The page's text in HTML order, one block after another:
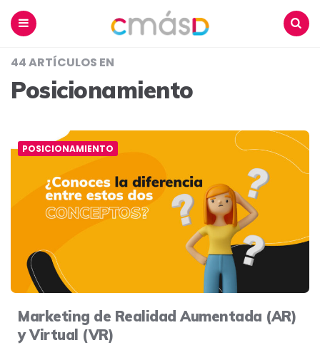
44 ARTÍCULOS EN
Posicionamiento
POSICIONAMIENTO
Marketing de Realidad Aumentada (AR)
y Virtual (VR)